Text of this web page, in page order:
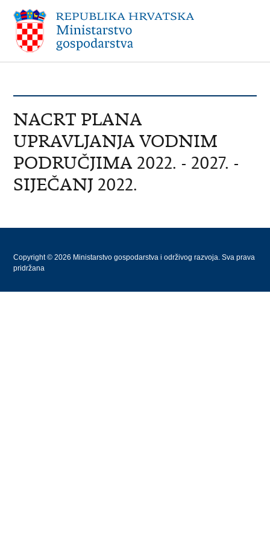
NACRT PLANA
UPRAVLJANJA VODNIM
PODRUČJIMA 2022. - 2027. -
SIJEČANJ 2022.
Copyright © 2026 Ministarstvo gospodarstva i održivog razvoja. Sva prava
pridržana